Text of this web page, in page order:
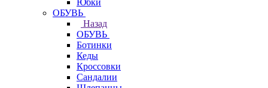
Юбки
ОБУВЬ
Назад
ОБУВЬ
Ботинки
Кеды
Кроссовки
Сандалии